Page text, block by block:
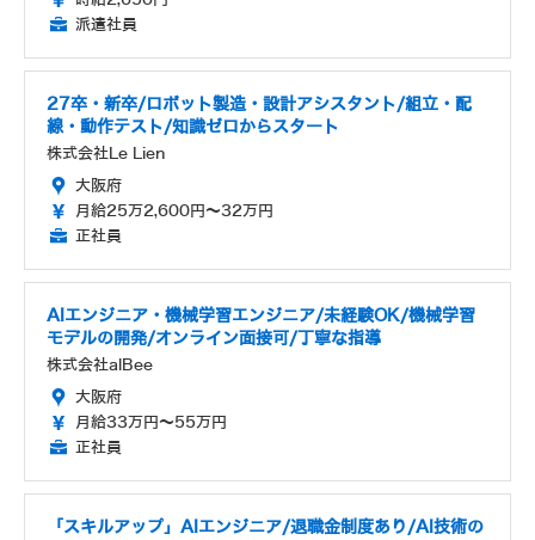
派遣社員
27卒・新卒/ロボット製造・設計アシスタント/組立・配
線・動作テスト/知識ゼロからスタート
株式会社Le Lien
大阪府
月給25万2,600円～32万円
正社員
AIエンジニア・機械学習エンジニア/未経験OK/機械学習
モデルの開発/オンライン面接可/丁寧な指導
株式会社alBee
大阪府
月給33万円～55万円
正社員
「スキルアップ」AIエンジニア/退職金制度あり/AI技術の